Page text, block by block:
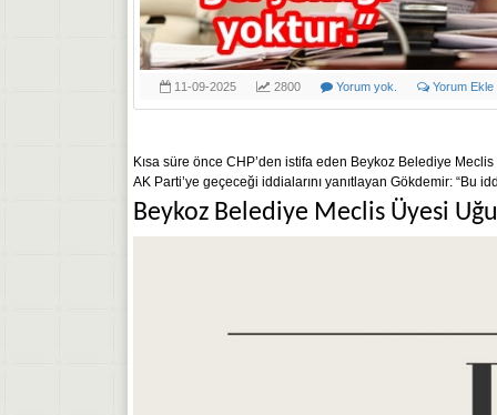
11-09-2025 2800 Yorum yok. Yorum Ekle
Kısa süre önce CHP’den istifa eden Beykoz Belediye
AK Parti’ye geçeceği iddialarını yanıtlayan Gökdemir: “Bu
Beykoz Belediye Meclis Üyesi